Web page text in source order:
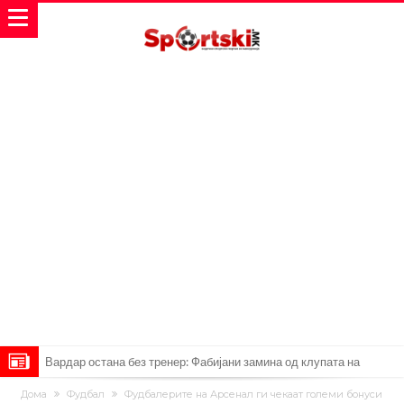
Вардар остана без тренер: Фабијани замина од клупата на
„црвено-црните“
Мурињо: Несреќникот ни дојде неподготвен во Мадрид
Дома Фудбал
Фудбалерите на Арсенал ги чекаат големи бонуси